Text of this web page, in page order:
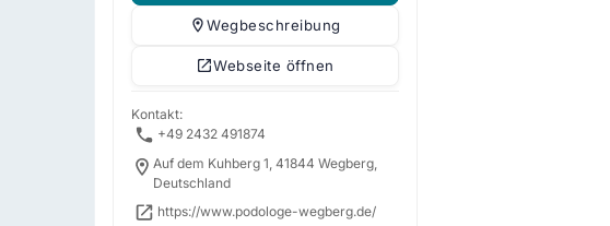
Wegbeschreibung
Webseite öffnen
Kontakt:
+49 2432 491874
Auf dem Kuhberg 1, 41844 Wegberg,
Deutschland
https://www.podologe-wegberg.de/